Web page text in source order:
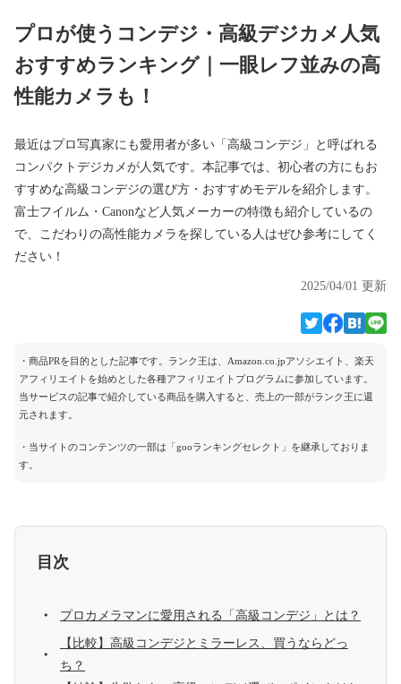
プロが使うコンデジ・高級デジカメ人気
おすすめランキング｜一眼レフ並みの高
性能カメラも！
最近はプロ写真家にも愛用者が多い「高級コンデジ」と呼ばれる
コンパクトデジカメが人気です。本記事では、初心者の方にもお
すすめな高級コンデジの選び方・おすすめモデルを紹介します。
富士フイルム・Canonなど人気メーカーの特徴も紹介しているの
で、こだわりの高性能カメラを探している人はぜひ参考にしてく
ださい！
2025/04/01 更新
・商品PRを目的とした記事です。ランク王は、Amazon.co.jpアソシエイト、楽天
アフィリエイトを始めとした各種アフィリエイトプログラムに参加しています。
当サービスの記事で紹介している商品を購入すると、売上の一部がランク王に還
元されます。
・当サイトのコンテンツの一部は「gooランキングセレクト」を継承しておりま
す。
目次
プロカメラマンに愛用される「高級コンデジ」とは？
【比較】高級コンデジとミラーレス、買うならどっ
ち？